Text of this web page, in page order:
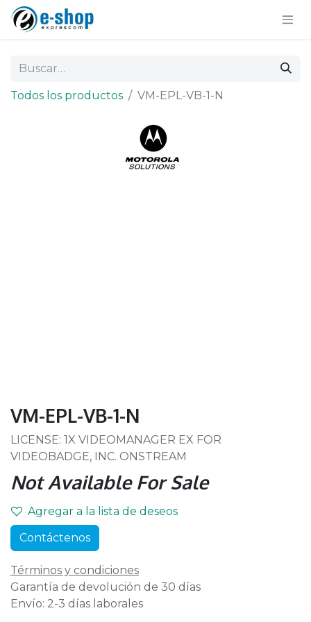
Todos los productos VM-EPL-VB-1-N
VM-EPL-VB-1-N
LICENSE: 1X VIDEOMANAGER EX FOR
VIDEOBADGE, INC. ONSTREAM
Not Available For Sale
Agregar a la lista de deseos
Contáctenos
Términos y condiciones
Garantía de devolución de 30 días
Envío: 2-3 días laborales